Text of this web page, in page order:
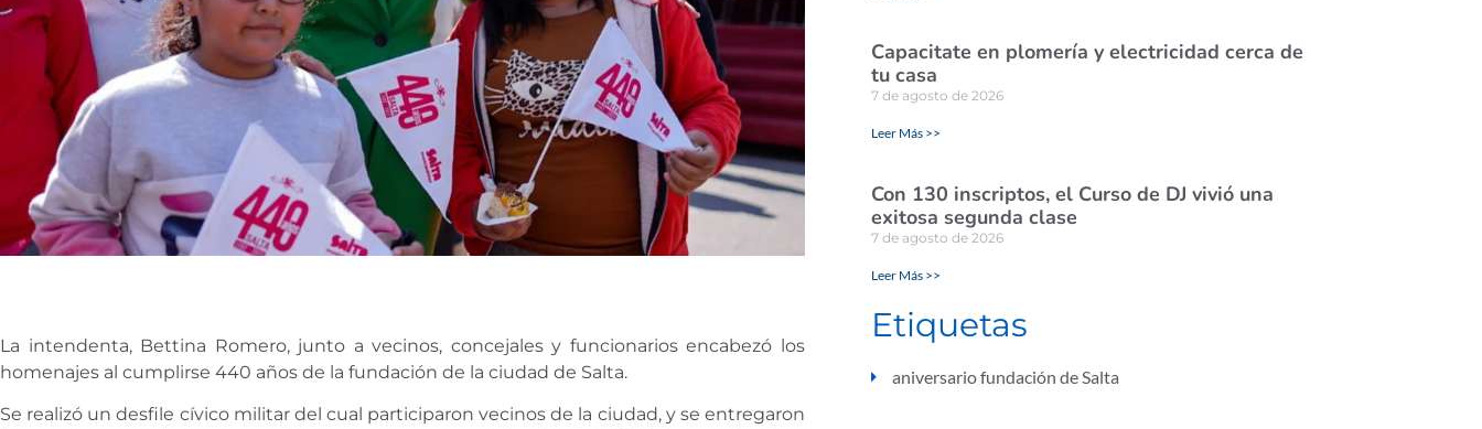
La intendenta, Bettina Romero, junto a vecinos, concejales y funcionarios encabezó los
homenajes al cumplirse 440 años de la fundación de la ciudad de Salta.
Se realizó un desfile cívico militar del cual participaron vecinos de la ciudad, y se entregaron
Capacitate en plomería y electricidad cerca de
tu casa
7 de agosto de 2026
Leer Más >>
Con 130 inscriptos, el Curso de DJ vivió una
exitosa segunda clase
7 de agosto de 2026
Leer Más >>
Etiquetas
aniversario fundación de Salta